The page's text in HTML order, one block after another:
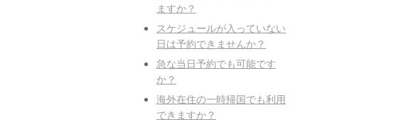
ますか？
スケジュールが入っていない
日は予約できませんか？
急な当日予約でも可能です
か？
海外在住の一時帰国でも利用
できますか？